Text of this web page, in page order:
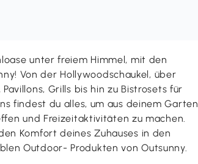
unter freiem Himmel, mit den
Von der Hollywoodschaukel, über
Grills bis hin zu Bistrosets für
findest du alles, um aus deinem Garten
und Freizeitaktivitäten zu machen.
Komfort deines Zuhauses in den
Outdoor- Produkten von Outsunny.